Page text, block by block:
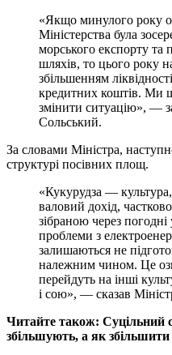
«Якщо минулого року
Міністерства була
морського експорту та
шляхів, то цього року
збільшенням
кредитних коштів. Ми
змінити ситуацію», —
Сольський.
За словами Міністра,
структурі посівних площ.
«Кукурудза —
валовий дохід,
зібраною через
проблеми з
залишаються не
належним чином. Це
перейдуть на інші
і сою», — сказав
Читайте також: Суцільний
збільшують, а як